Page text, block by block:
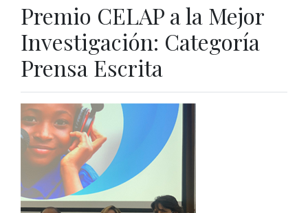
Premio CELAP a la Mejor
Investigación: Categoría
Prensa Escrita